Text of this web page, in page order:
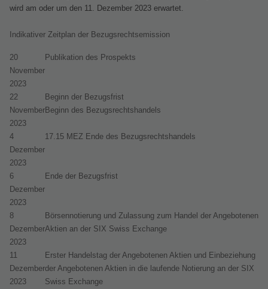
wird am oder um den 11. Dezember 2023 erwartet.
Indikativer Zeitplan der Bezugsrechtsemission
20
November
2023
Publikation des Prospekts
22
November
2023
Beginn der Bezugsfrist
Beginn des Bezugsrechtshandels
4
Dezember
2023
17.15 MEZ Ende des Bezugsrechtshandels
6
Dezember
2023
Ende der Bezugsfrist
8
Dezember
2023
Börsennotierung und Zulassung zum Handel der Angebotenen
Aktien an der SIX Swiss Exchange
11
Dezember
2023
Erster Handelstag der Angebotenen Aktien und Einbeziehung
der Angebotenen Aktien in die laufende Notierung an der SIX
Swiss Exchange